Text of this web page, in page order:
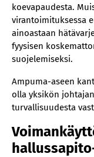
koevapaudesta.
virantoimituksessa
ainoastaan
fyysisen
suojelemiseksi.
Ampuma-aseen
olla yksikön
turvallisuudesta